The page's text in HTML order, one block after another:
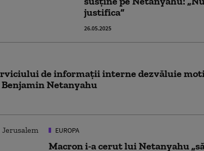
justifica”
26.05.2025
de informații interne dezvăluie
Benjamin Netanyahu
EUROPA
Macron i-a cerut lui Netanyahu